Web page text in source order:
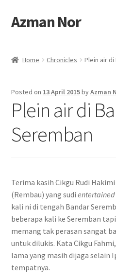
Skip
to
Skip
to
Azman Nor
Art Commission
Checkout
FAQ
Home Chronicles Plein air
Posted on 13 April 2015byAzman
Plein air di
Seremban
Terima kasih Cikgu Rudi
(Rembau) yang sudi entertained
kali ni di tengah Bandar
beberapa kali ke Seremban
memang tak perasan sangat
untuk dilukis. Kata Cikgu
lama yang masih dijaga selain
tempatnya.